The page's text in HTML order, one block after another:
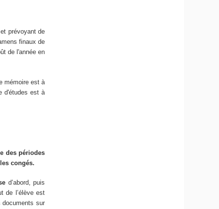
prévoyant de
finaux de
de l'année en
mémoire est à
d'études est à
des périodes
congés.
d’abord, puis
de l’élève est
documents sur